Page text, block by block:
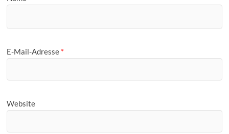
E-Mail-Adresse *
Website